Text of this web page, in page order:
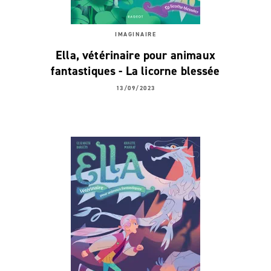
IMAGINAIRE
Ella, vétérinaire pour animaux
fantastiques - La licorne blessée
13/09/2023